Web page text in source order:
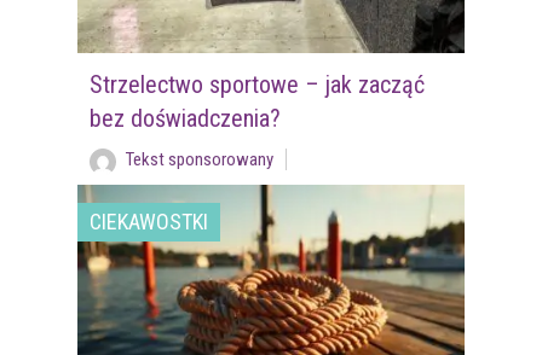
Strzelectwo sportowe – jak zacząć
bez doświadczenia?
Tekst sponsorowany
CIEKAWOSTKI